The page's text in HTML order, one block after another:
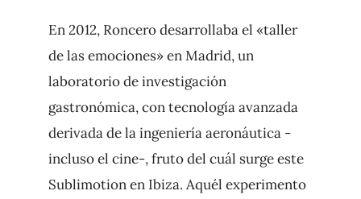
En 2012, Roncero desarrollaba el «taller
de las emociones» en Madrid, un
laboratorio de investigación
gastronómica, con tecnología avanzada
derivada de la ingeniería aeronáutica -
incluso el cine-, fruto del cuál surge este
Sublimotion en Ibiza. Aquél experimento